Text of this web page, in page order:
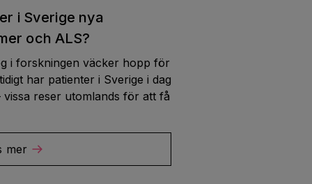
i Sverige nya
och ALS?
i forskningen väcker hopp för
har patienter i Sverige i dag
vissa reser utomlands för att få
mer